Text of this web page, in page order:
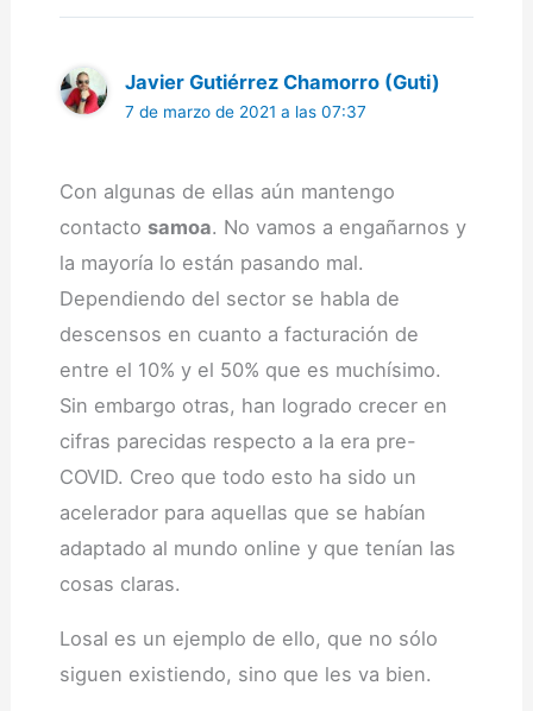
Javier Gutiérrez Chamorro (Guti)
7 de marzo de 2021 a las 07:37
Con algunas de ellas aún mantengo
contacto samoa. No vamos a engañarnos y
la mayoría lo están pasando mal.
Dependiendo del sector se habla de
descensos en cuanto a facturación de
entre el 10% y el 50% que es muchísimo.
Sin embargo otras, han logrado crecer en
cifras parecidas respecto a la era pre-
COVID. Creo que todo esto ha sido un
acelerador para aquellas que se habían
adaptado al mundo online y que tenían las
cosas claras.
Losal es un ejemplo de ello, que no sólo
siguen existiendo, sino que les va bien.